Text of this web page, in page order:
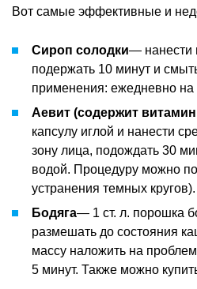
Вот самые эффективные и
Сироп солодки— нанести
подержать 10 минут и
применения: ежедневно на
Аевит (содержит
капсулу иглой и нанести
зону лица, подождать 30
водой. Процедуру можно
устранения темных кругов).
Бодяга— 1 ст. л. порошка
размешать до состояния
массу наложить на
5 минут. Также можно